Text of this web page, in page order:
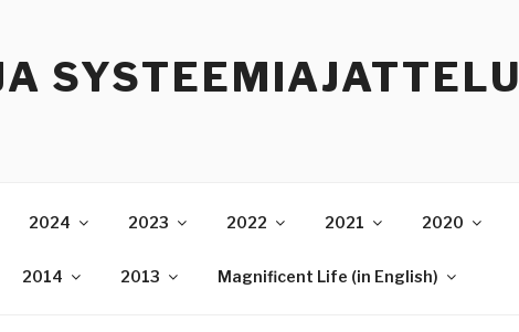
SYSTEEMIAJATTELU
2024 2023 2022 2021 2020
2014 2013 Magnificent Life (in English)